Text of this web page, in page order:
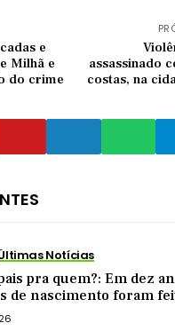
e
Milhã e
do crime
assassinado
costas, na
Notícias
pra quem?: Em dez
de nascimento foram
em Quixadá